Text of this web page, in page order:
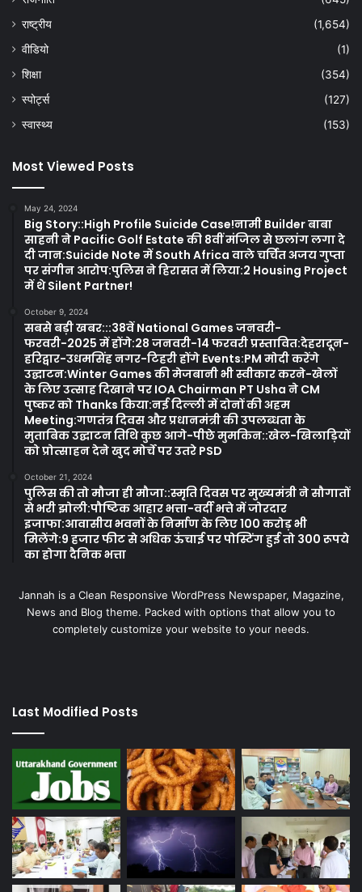
राष्ट्रीय
(1,654)
वीडियो
(1)
शिक्षा
(354)
स्पोर्ट्स
(127)
स्वास्थ्य
(153)
Most Viewed Posts
May 24, 2024
Big Story::High Profile Suicide Case!नामी Builder बाबा
साहनी ने Pacific Golf Estate की 8वीं मंजिल से छलांग लगा दे
दी जान:Suicide Note में South Africa वाले चर्चित अजय गुप्ता
पर संगीन आरोप:पुलिस ने हिरासत में लिया:2 Housing Project
में थे Silent Partner!
October 9, 2024
सबसे बड़ी खबर:::38वें National Games जनवरी-
फरवरी-2025 में होंगे:28 जनवरी-14 फरवरी प्रस्तावित:देहरादून-
हरिद्वार-उधमसिंह नगर-टिहरी होंगे Events:PM मोदी करेंगे
उद्घाटन:Winter Games की मेजबानी भी स्वीकार करने-खेलों
के लिए उत्साह दिखाने पर IOA Chairman PT Usha ने CM
पुष्कर को Thanks किया:नई दिल्ली में दोनों की अहम
Meeting:गणतंत्र दिवस और प्रधानमंत्री की उपलब्धता के
मुताबिक उद्घाटन तिथि कुछ आगे-पीछे मुमकिन::खेल-खिलाड़ियों
को प्रोत्साहन देने खुद मोर्चे पर उतरे PSD
October 21, 2024
पुलिस की तो मौजा ही मौजा::स्मृति दिवस पर मुख्यमंत्री ने सौगातों
से भरी झोली:पौष्टिक आहार भत्ता-वर्दी भत्ते में जोरदार
इजाफा:आवासीय भवनों के निर्माण के लिए 100 करोड़ भी
मिलेंगे:9 हजार फीट से अधिक ऊंचाई पर पोस्टिंग हुई तो 300 रूपये
का होगा दैनिक भत्ता
Jannah is a Clean Responsive WordPress Newspaper, Magazine,
News and Blog theme. Packed with options that allow you to
completely customize your website to your needs.
Last Modified Posts